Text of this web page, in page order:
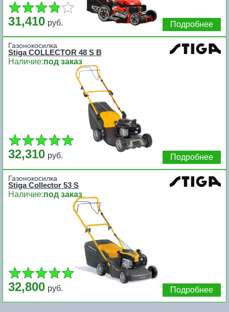
31,410 руб. Подробнее
Газонокосилка
Stiga COLLECTOR 48 S B
Наличие:под заказ
32,310 руб. Подробнее
Газонокосилка
Stiga Collector 53 S
Наличие:под заказ
32,800 руб. Подробнее